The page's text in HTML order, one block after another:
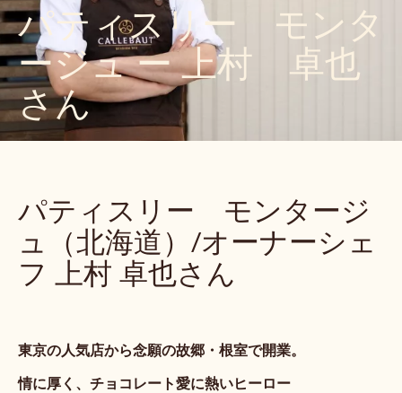
パティスリー モンタ
ージュ ー 上村 卓也
さん
パティスリー モンタージ
ュ（北海道）/オーナーシェ
フ 上村 卓也さん
東京の人気店から念願の故郷・根室で開業。
情に厚く、チョコレート愛に熱いヒーロー